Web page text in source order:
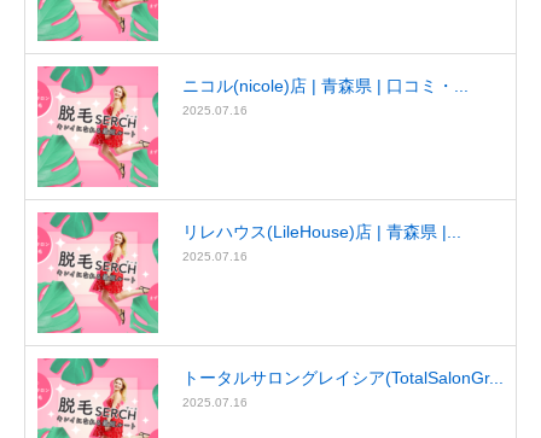
ニコル(nicole)店 | 青森県 | 口コミ・...
2025.07.16
リレハウス(LileHouse)店 | 青森県 |...
2025.07.16
トータルサロングレイシア(TotalSalonGr...
2025.07.16